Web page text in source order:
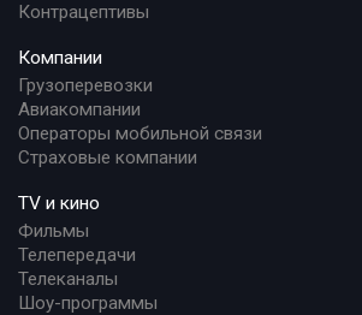
Контрацептивы
Компании
Грузоперевозки
Авиакомпании
Операторы мобильной связи
Страховые компании
TV и кино
Фильмы
Телепередачи
Телеканалы
Шоу-программы